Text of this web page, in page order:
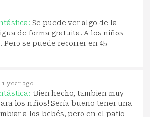
Se puede ver algo de la
de forma gratuita. A los niños
Pero se puede recorrer en 45
1 year ago
¡Bien hecho, también muy
los niños! Sería bueno tener una
a los bebés, pero en el patio